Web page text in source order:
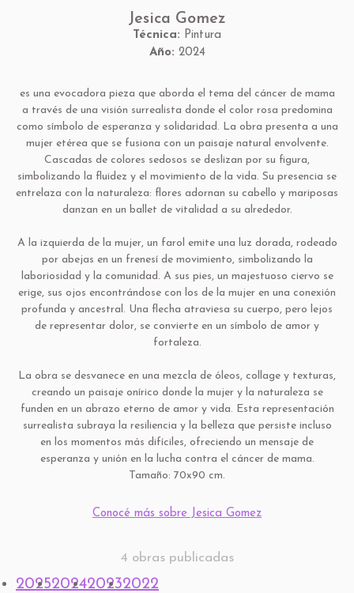
Jesica Gomez
Técnica: Pintura
Año: 2024
es una evocadora pieza que aborda el tema del cáncer de mama
a través de una visión surrealista donde el color rosa predomina
como símbolo de esperanza y solidaridad. La obra presenta a una
mujer etérea que se fusiona con un paisaje natural envolvente.
Cascadas de colores sedosos se deslizan por su figura,
simbolizando la fluidez y el movimiento de la vida. Su presencia se
entrelaza con la naturaleza: flores adornan su cabello y mariposas
danzan en un ballet de vitalidad a su alrededor.
A la izquierda de la mujer, un farol emite una luz dorada, rodeado
por abejas en un frenesí de movimiento, simbolizando la
laboriosidad y la comunidad. A sus pies, un majestuoso ciervo se
erige, sus ojos encontrándose con los de la mujer en una conexión
profunda y ancestral. Una flecha atraviesa su cuerpo, pero lejos
de representar dolor, se convierte en un símbolo de amor y
fortaleza.
La obra se desvanece en una mezcla de óleos, collage y texturas,
creando un paisaje onírico donde la mujer y la naturaleza se
funden en un abrazo eterno de amor y vida. Esta representación
surrealista subraya la resiliencia y la belleza que persiste incluso
en los momentos más difíciles, ofreciendo un mensaje de
esperanza y unión en la lucha contra el cáncer de mama.
Tamaño: 70x90 cm.
Conocé más sobre Jesica Gomez
4 obras publicadas
2025202420232022